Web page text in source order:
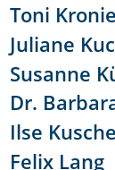
Toni
Juliane
Susanne
Dr.
Ilse
Felix Lang